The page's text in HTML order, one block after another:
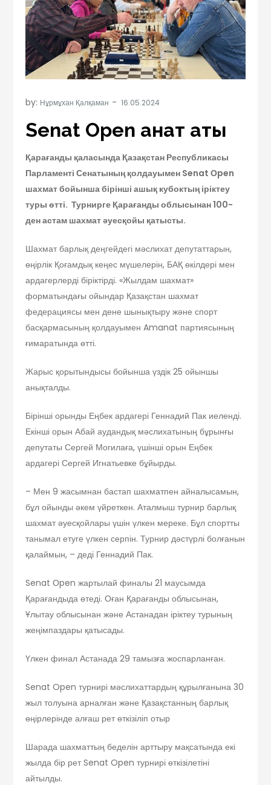
by: Нұрмұхан Қалқаман
Senat Open қанат қақты
Қарағанды қаласында Қазақстан Республикасы
Парламенті Сенатының қолдауымен Senat Оpen
шахмат бойынша бірінші ашық кубоктың іріктеу
туры өтті. Турнирге Қарағанды облысынан 100-
ден астам шахмат әуесқойы қатысты.
Шахмат барлық деңгейдегі мәслихат депутаттарын,
өңірлік Қоғамдық кеңес мүшелерін, БАҚ өкілдері мен
ардагерлерді біріктірді. «Жылдам шахмат»
форматындағы ойындар Қазақстан шахмат
федерациясы мен дене шынықтыру және спорт
басқармасының қолдауымен Amanat партиясының
ғимаратында өтті.
Жарыс қорытындысы бойынша үздік 25 ойыншы
анықталды.
Бірінші орынды Еңбек ардагері Геннадий Пак иеленді.
Екінші орын Абай аудандық мәслихатының бұрынғы
депутаты Сергей Могилаға, үшінші орын Еңбек
ардагері Сергей Игнатьевке бұйырды.
– Мен 9 жасымнан бастап шахматпен айналысамын,
бұл ойынды әкем үйреткен. Аталмыш турнир барлық
шахмат әуесқойлары үшін үлкен мереке. Бұл спортты
танымал етуге үлкен серпін. Турнир дәстүрлі болғанын
қалаймын, – деді Геннадий Пак.
Senat Оpen жартылай финалы 21 маусымда
Қарағандыда өтеді. Оған Қарағанды облысынан,
Ұлытау облысынан және Астанадан іріктеу турының
жеңімпаздары қатысады.
Үлкен финал Астанада 29 тамызға жоспарланған.
Senat Open турнирі мәслихаттардың құрылғанына 30
жыл толуына арналған және Қазақстанның барлық
өңірлерінде алғаш рет өткізіліп отыр
Шарада шахматтың беделін арттыру мақсатында екі
жылда бір рет Senat Open турнирі өткізілетіні
айтылды.